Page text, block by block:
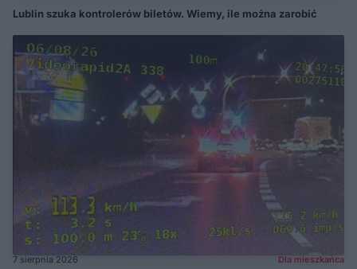
Lublin szuka kontrolerów biletów. Wiemy, ile można zarobić
7 sierpnia 2026 Dla mieszkańca